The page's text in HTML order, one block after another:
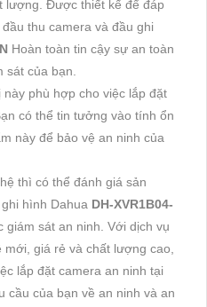
lượng. Được thiết kế để đáp
thu camera và đầu ghi
Hoàn toàn tin cậy sự an toàn
sát của bạn.
phù hợp cho việc lắp đặt
có thể tin tưởng vào tính ổn
này để bảo vệ an ninh của
thì có thể đánh giá sản
hình Dahua DH-XVR1B04-
giám sát an ninh. Với dịch vụ
mới, giá rẻ và chất lượng cao,
lắp đặt camera an ninh tại
cầu của bạn về an ninh và an